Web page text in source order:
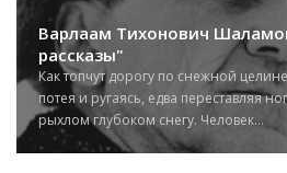
Варлаам Тихонович
рассказы"
Как топчут дорогу по снежной
потея и ругаясь, едва переставляя
рыхлом глубоком снегу. Человек...